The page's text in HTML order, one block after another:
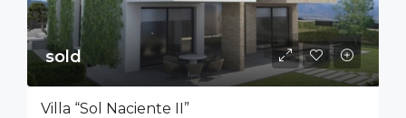
sold
Villa “Sol Naciente II”